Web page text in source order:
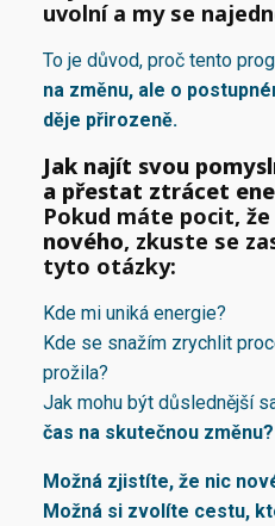
uvolní a my se
To je důvod, proč tento
na změnu, ale o
děje přirozeně.
Jak najít svou
a přestat ztrácet
Pokud máte pocit, že
nového, zkuste se
tyto otázky:
Kde mi uniká energie?
Kde se snažím zrychlit
prožila?
Jak mohu být důslednější
čas na skutečnou změnu?
Možná zjistíte, že nic
Možná si zvolíte cestu,